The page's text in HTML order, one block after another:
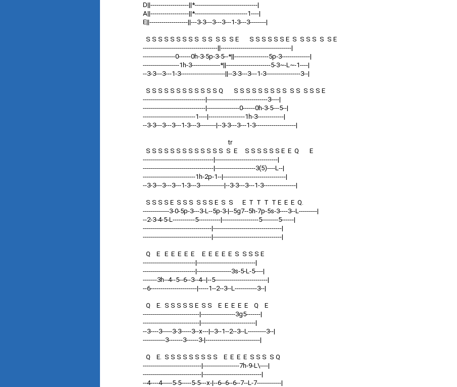
D||-------------------||*-------------------------------|
A||-------------------||*--------------------------1----|
E||-------------------||---3-3---3---3---1-3---3--------|
S S S S S S S S S S S S S S E S S S S S S E S S S S S S E
-------------------------------------||-----------------------------------|
----------------0------0h-3-5p-3-5--*||-----------------5p-3--------------|
------------------1h-3--------------*||----------------------5-3~-L~-1----|
--3-3---3---1-3----------------------||--3-3---3---1-3-----------------3--|
S S S S S S S S S S S S Q S S S S S S S S S S S S S S E
-------------------------------|------------------------------3----|
-------------------------------|----------------0------0h-3-5---5--|
--------------------------1----|------------------1h-3-------------|
--3-3---3---3---1-3---3--------|--3-3---3---1-3--------------------|
tr
S S S S S S S S S S S S S S E S S S S S S E E Q E
-----------------------------------|-------------------------------|
-----------------------------------|--------------------3(5)----L--|
--------------------------1h-2p-1--|-------------------------------|
--3-3---3---3---1-3---3------------|--3-3---3---1-3----------------|
S S S S E S S S S S S E S S E T T T T E E E Q.
-------------3-0-5p-3---3-L--5p-3-|--5g7--5h-7p-5s-3----3--L---------|
--2-3-4-5-L-----------5-----------|------------------5--------5------|
----------------------------------|----------------------------------|
----------------------------------|----------------------------------|
Q E E E E E E E E E E E S S S S E
--------------------------|-----------------------------|
--------------------------|-----------------3s-5-L-5----|
-------3h--4--5--6--3--4--|--5--------------------------|
--6-----------------------|-----1--2--3--L-----------3--|
Q E. S S S S S E S S E E E E E Q E
----------------------------|-----------------3g5-------|
----------------------------|---------------------------|
--3----3-----3-3-----3--x---|--3--1--2--3--L---------3--|
-----------3-------3------3-|---------------------------|
Q E. S S S S S S S S S E E E E S S S S Q
-----------------------------|------------------7h-9-L\----|
-----------------------------|-----------------------------|
--4----4-----5-5-----5-5---x-|--6--6--6--7--L-7------------|